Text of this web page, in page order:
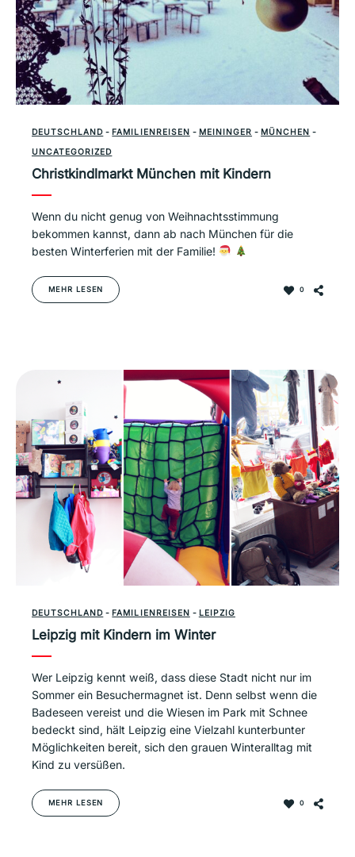
DEUTSCHLAND - FAMILIENREISEN - MEININGER - MÜNCHEN -
UNCATEGORIZED
Christkindlmarkt München mit Kindern
Wenn du nicht genug von Weihnachtsstimmung
bekommen kannst, dann ab nach München für die
besten Winterferien mit der Familie!
MEHR LESEN 0
DEUTSCHLAND - FAMILIENREISEN - LEIPZIG
Leipzig mit Kindern im Winter
Wer Leipzig kennt weiß, dass diese Stadt nicht nur im
Sommer ein Besuchermagnet ist. Denn selbst wenn die
Badeseen vereist und die Wiesen im Park mit Schnee
bedeckt sind, hält Leipzig eine Vielzahl kunterbunter
Möglichkeiten bereit, sich den grauen Winteralltag mit
Kind zu versüßen.
MEHR LESEN 0